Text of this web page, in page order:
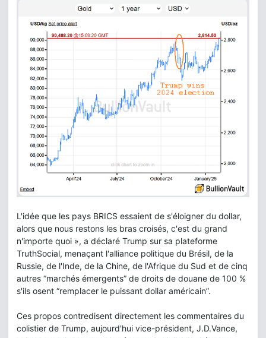
L'idée que les pays BRICS essaient de s'éloigner du dollar,
alors que nous restons les bras croisés, c'est du grand
n'importe quoi », a déclaré Trump sur sa plateforme
TruthSocial, menaçant l'alliance politique du Brésil, de la
Russie, de l'Inde, de la Chine, de l'Afrique du Sud et de cinq
autres “marchés émergents” de droits de douane de 100 %
s'ils osent “remplacer le puissant dollar américain”.
Ces propos contredisent directement les commentaires du
colistier de Trump, aujourd'hui vice-président, J.D.Vance,